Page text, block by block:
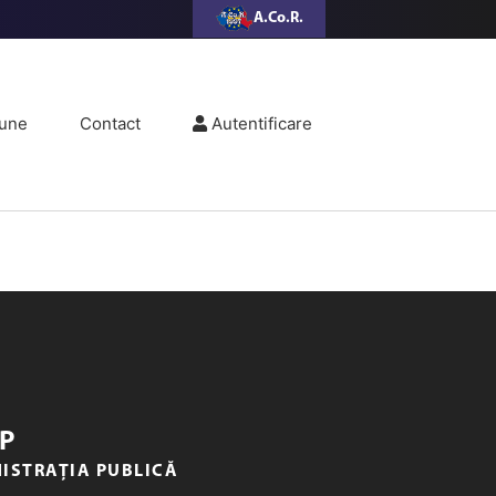
A.Co.R.
Contact Autentificare
PUBLICĂ